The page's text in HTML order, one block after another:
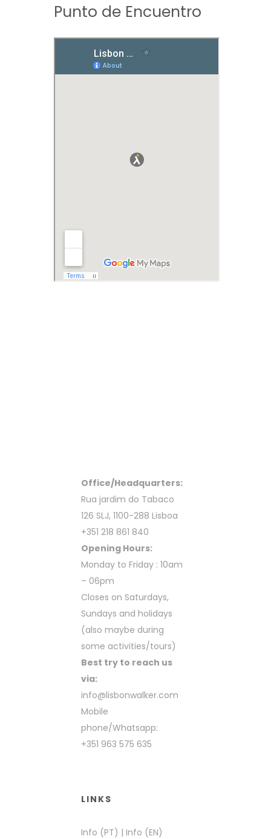
Punto de Encuentro
Office/Headquarters:
Rua jardim do Tabaco
126 SLJ, 1100-288 Lisboa
+351 218 861 840
Opening Hours:
Monday to Friday : 10am
– 06pm
Closes on Saturdays,
Sundays and holidays
(also maybe during
some activities/tours)
Best try to reach us
via:
info@lisbonwalker.com
Mobile
phone/Whatsapp:
+351 963 575 635
LINKS
Info (PT) | Info (EN)